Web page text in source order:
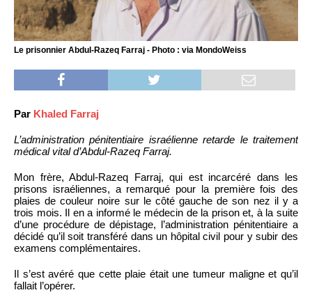
Le prisonnier Abdul-Razeq Farraj - Photo : via MondoWeiss
Par Khaled Farraj
L’administration pénitentiaire israélienne retarde le traitement
médical vital d’Abdul-Razeq Farraj.
Mon frère, Abdul-Razeq Farraj, qui est incarcéré dans les
prisons israéliennes, a remarqué pour la première fois des
plaies de couleur noire sur le côté gauche de son nez il y a
trois mois. Il en a informé le médecin de la prison et, à la suite
d’une procédure de dépistage, l’administration pénitentiaire a
décidé qu’il soit transféré dans un hôpital civil pour y subir des
examens complémentaires.
Il s’est avéré que cette plaie était une tumeur maligne et qu’il
fallait l’opérer.